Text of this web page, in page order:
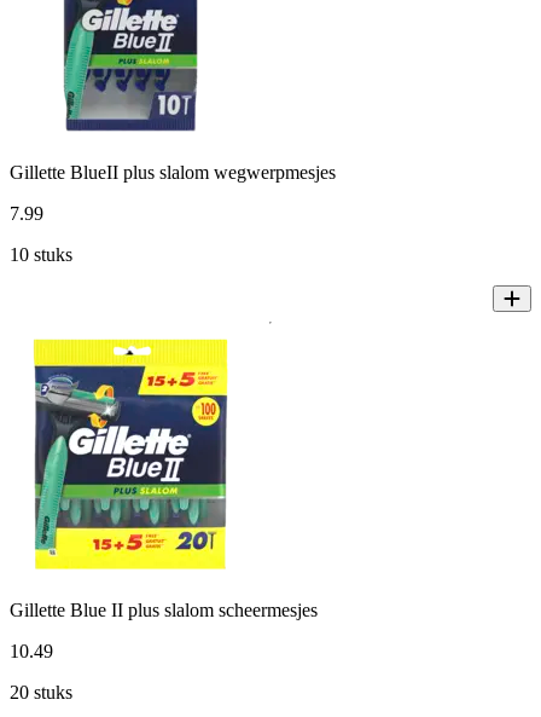
Gillette BlueII plus slalom wegwerpmesjes
7.99
10 stuks
Gillette Blue II plus slalom scheermesjes
10.49
20 stuks